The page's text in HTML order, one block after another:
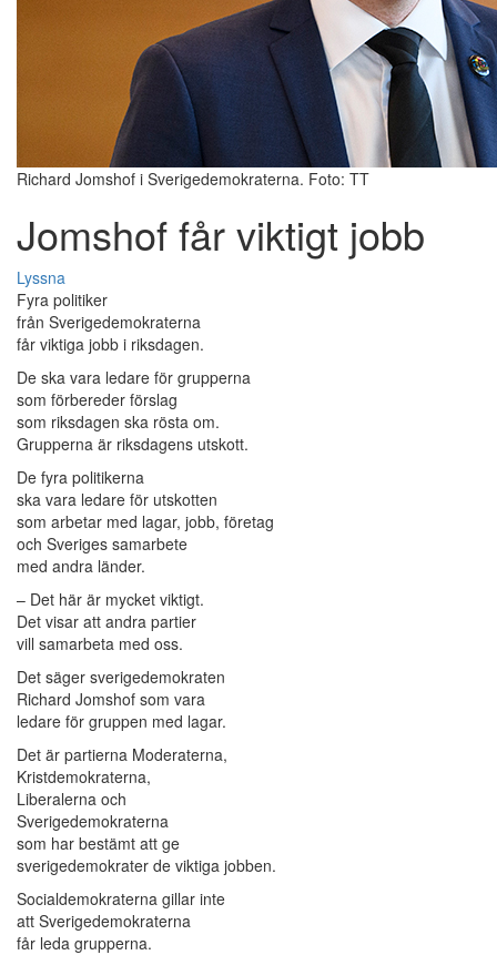
Richard Jomshof i Sverigedemokraterna. Foto: TT
Jomshof får viktigt jobb
Lyssna
Fyra politiker
från Sverigedemokraterna
får viktiga jobb i riksdagen.
De ska vara ledare för grupperna
som förbereder förslag
som riksdagen ska rösta om.
Grupperna är riksdagens utskott.
De fyra politikerna
ska vara ledare för utskotten
som arbetar med lagar, jobb, företag
och Sveriges samarbete
med andra länder.
– Det här är mycket viktigt.
Det visar att andra partier
vill samarbeta med oss.
Det säger sverigedemokraten
Richard Jomshof som vara
ledare för gruppen med lagar.
Det är partierna Moderaterna,
Kristdemokraterna,
Liberalerna och
Sverigedemokraterna
som har bestämt att ge
sverigedemokrater de viktiga jobben.
Socialdemokraterna gillar inte
att Sverigedemokraterna
får leda grupperna.